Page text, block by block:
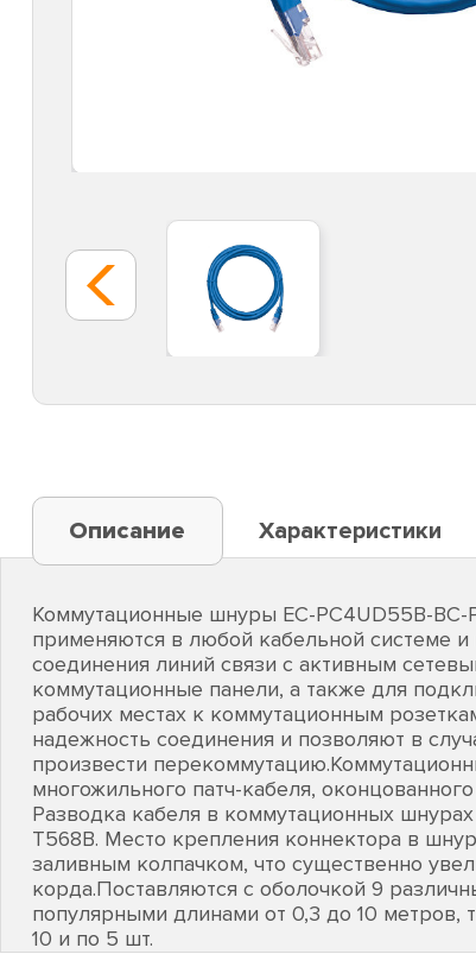
Описание Характеристики
Коммутационные шнуры EC-PC4UD55B-BC-
применяются в любой кабельной системе
соединения линий связи с активным
коммутационные панели, а также для
рабочих местах к коммутационным
надежность соединения и позволяют в
произвести
многожильного патч-кабеля,
Разводка кабеля в коммутационных
T568B. Место крепления коннектора в
заливным колпачком, что существенно
корда.Поставляются с оболочкой 9
популярными длинами от 0,3 до 10 метров,
10 и по 5 шт.